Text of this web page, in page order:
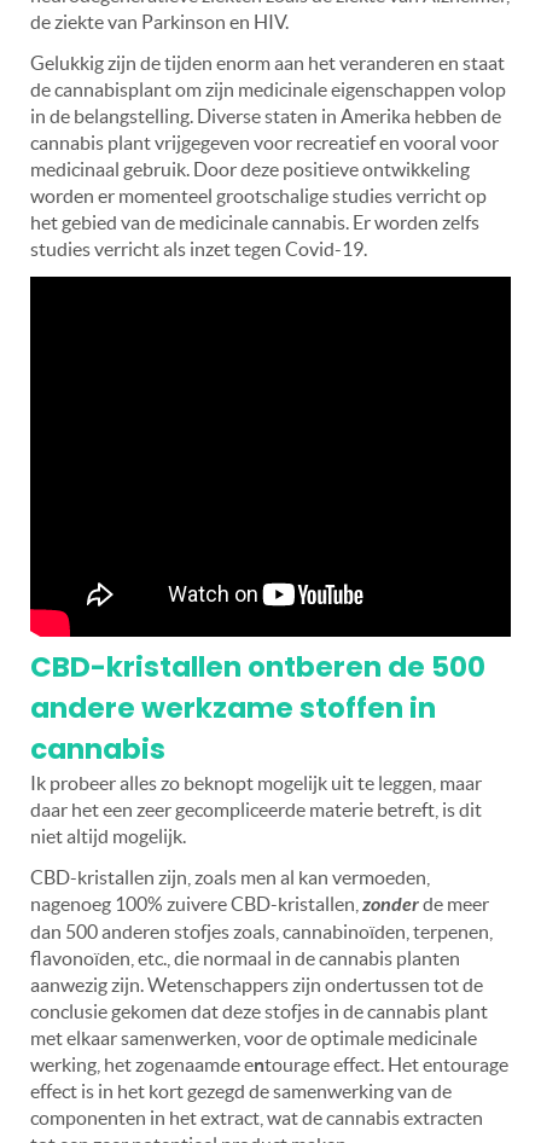
de ziekte van Parkinson en HIV.
Gelukkig zijn de tijden enorm aan het veranderen en staat
de cannabisplant om zijn medicinale eigenschappen volop
in de belangstelling. Diverse staten in Amerika hebben de
cannabis plant vrijgegeven voor recreatief en vooral voor
medicinaal gebruik. Door deze positieve ontwikkeling
worden er momenteel grootschalige studies verricht op
het gebied van de medicinale cannabis. Er worden zelfs
studies verricht als inzet tegen Covid-19.
CBD-kristallen ontberen de 500
andere werkzame stoffen in
cannabis
Ik probeer alles zo beknopt mogelijk uit te leggen, maar
daar het een zeer gecompliceerde materie betreft, is dit
niet altijd mogelijk.
CBD-kristallen zijn, zoals men al kan vermoeden,
nagenoeg 100% zuivere CBD-kristallen, zonderde meer
dan 500 anderen stofjes zoals, cannabinoïden, terpenen,
flavonoïden, etc., die normaal in de cannabis planten
aanwezig zijn. Wetenschappers zijn ondertussen tot de
conclusie gekomen dat deze stofjes in de cannabis plant
met elkaar samenwerken, voor de optimale medicinale
werking, het zogenaamde entourage effect. Het entourage
effect is in het kort gezegd de samenwerking van de
componenten in het extract, wat de cannabis extracten